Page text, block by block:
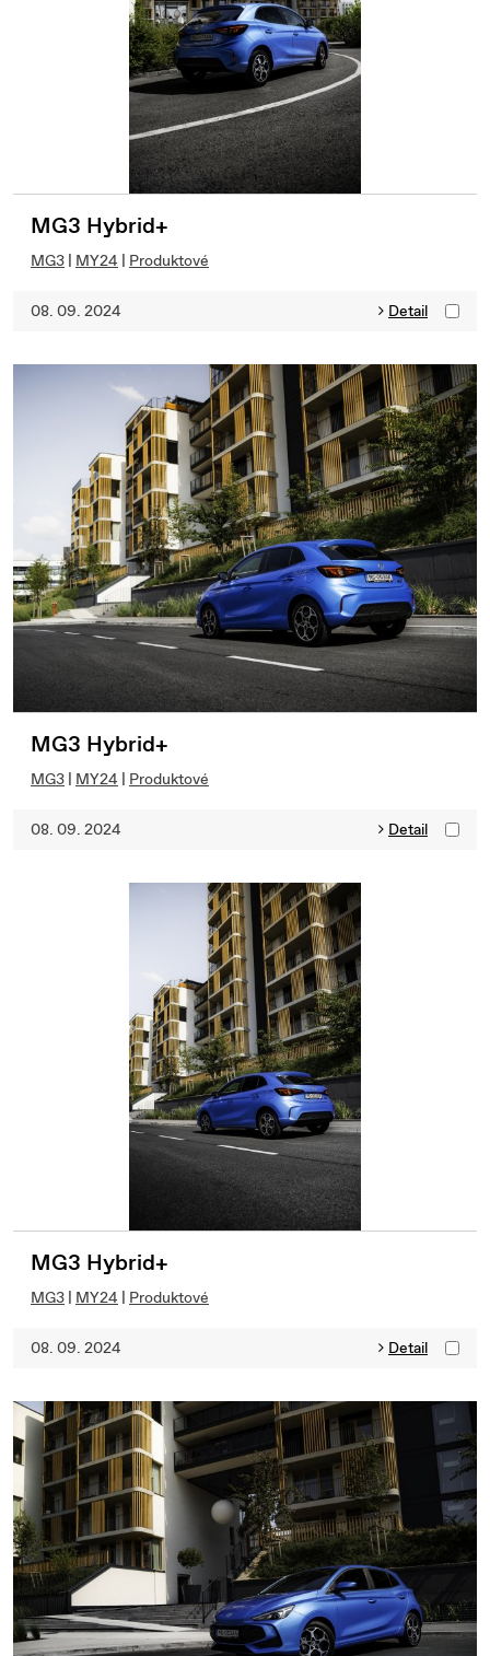
MG3 Hybrid+
MG3 | MY24 | Produktové
08. 09. 2024 Detail
MG3 Hybrid+
MG3 | MY24 | Produktové
08. 09. 2024 Detail
MG3 Hybrid+
MG3 | MY24 | Produktové
08. 09. 2024 Detail